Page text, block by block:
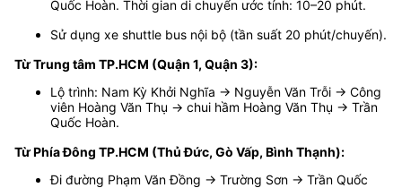
Quốc Hoàn. Thời gian di chuyển ước tính: 10–20 phút.
Sử dụng xe shuttle bus nội bộ (tần suất 20 phút/chuyến).
Từ Trung tâm TP.HCM (Quận 1, Quận 3):
Lộ trình: Nam Kỳ Khởi Nghĩa → Nguyễn Văn Trỗi → Công
viên Hoàng Văn Thụ → chui hầm Hoàng Văn Thụ → Trần
Quốc Hoàn.
Từ Phía Đông TP.HCM (Thủ Đức, Gò Vấp, Bình Thạnh):
Đi đường Phạm Văn Đồng → Trường Sơn → Trần Quốc